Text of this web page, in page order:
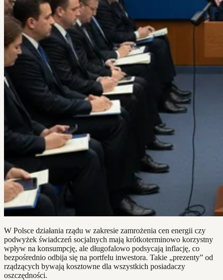
W Polsce działania rządu w zakresie zamrożenia cen energii czy
podwyżek świadczeń socjalnych mają krótkoterminowo korzystny
wpływ na konsumpcję, ale długofalowo podsycają inflację, co
bezpośrednio odbija się na portfelu inwestora. Takie „prezenty” od
rządzących bywają kosztowne dla wszystkich posiadaczy
oszczędności.